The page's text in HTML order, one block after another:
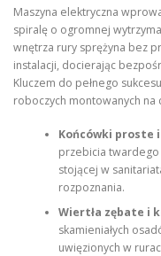
Maszyna elektryczna
spiralę o ogromnej
wnętrza rury sprężyna bez
instalacji, docierając
Kluczem do pełnego
roboczych montowanych na
Końcówki proste
przebicia
stojącej w
rozpoznania.
Wiertła zębate i
skamieniałych
uwięzionych w